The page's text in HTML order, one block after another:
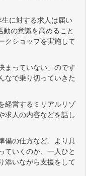
に対する求人は届い
動の意識を高めること
クショップを実施して
まっていない」のです
なで乗り切っていきた
経営するミリアルリゾ
求人の内容などを話し
備の仕方など、より具
ていくのか、一人ひと
添いながら支援をして